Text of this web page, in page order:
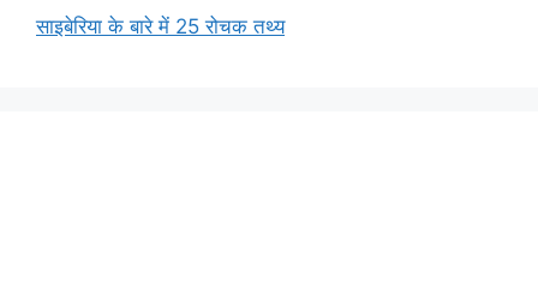
साइबेरिया के बारे में 25 रोचक तथ्य